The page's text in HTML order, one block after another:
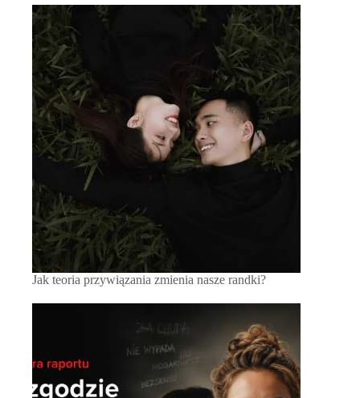
Jak teoria przywiązania zmienia nasze randki?